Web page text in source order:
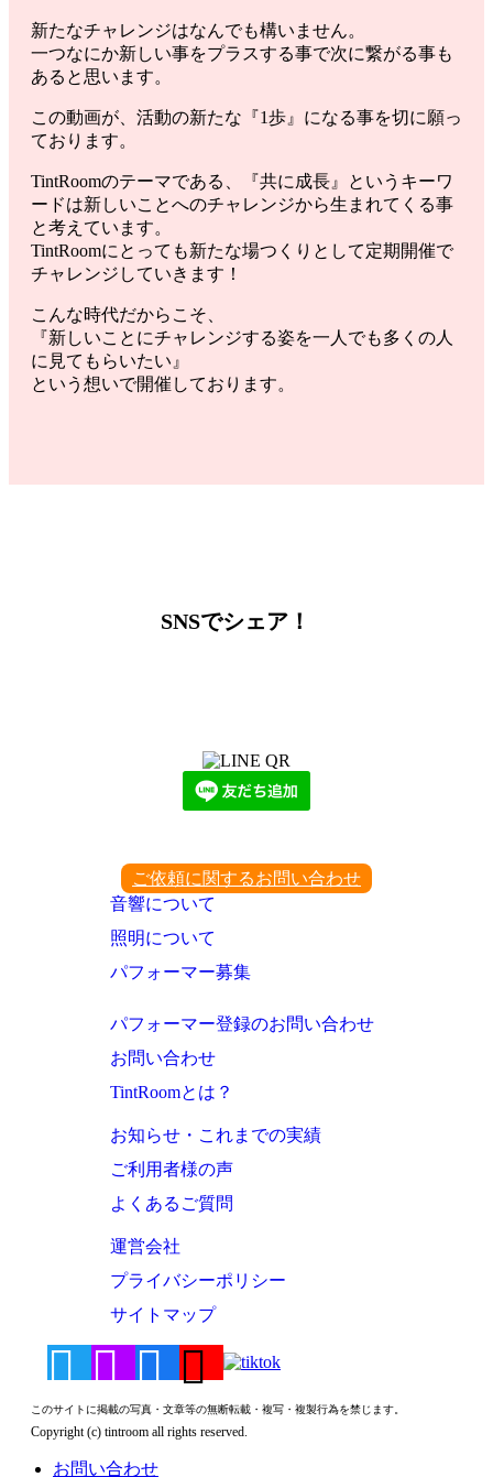
新たなチャレンジはなんでも構いません。
一つなにか新しい事をプラスする事で次に繋がる事も
あると思います。
この動画が、活動の新たな『1歩』になる事を切に願っ
ております。
TintRoomのテーマである、『共に成長』というキーワ
ードは新しいことへのチャレンジから生まれてくる事
と考えています。
TintRoomにとっても新たな場つくりとして定期開催で
チャレンジしていきます！
こんな時代だからこそ、
『新しいことにチャレンジする姿を一人でも多くの人
に見てもらいたい』
という想いで開催しております。
SNSでシェア！
ご依頼に関するお問い合わせ
音響について
照明について
パフォーマー募集
パフォーマー登録のお問い合わせ
お問い合わせ
TintRoomとは？
お知らせ・これまでの実績
ご利用者様の声
よくあるご質問
運営会社
プライバシーポリシー
サイトマップ
このサイトに掲載の写真・文章等の無断転載・複写・複製行為を禁じます。
Copyright (c) tintroom all rights reserved.
お問い合わせ